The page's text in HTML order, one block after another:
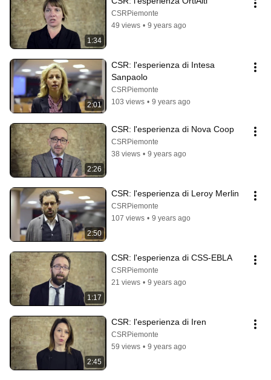
1:34
CSRPiemonte
49 views • 9 years ago
2:01
CSR: l'esperienza di Intesa
Sanpaolo
CSRPiemonte
103 views • 9 years ago
2:26
CSR: l'esperienza di Nova Coop
CSRPiemonte
38 views • 9 years ago
2:50
CSR: l'esperienza di Leroy Merlin
CSRPiemonte
107 views • 9 years ago
1:17
CSR: l'esperienza di CSS-EBLA
CSRPiemonte
21 views • 9 years ago
2:45
CSR: l'esperienza di Iren
CSRPiemonte
59 views • 9 years ago